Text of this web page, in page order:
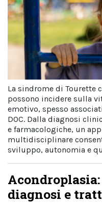
La sindrome di Tourette
possono incidere sulla
emotivo, spesso
DOC. Dalla diagnosi
e farmacologiche, un
multidisciplinare
sviluppo, autonomia e
diagnosi e